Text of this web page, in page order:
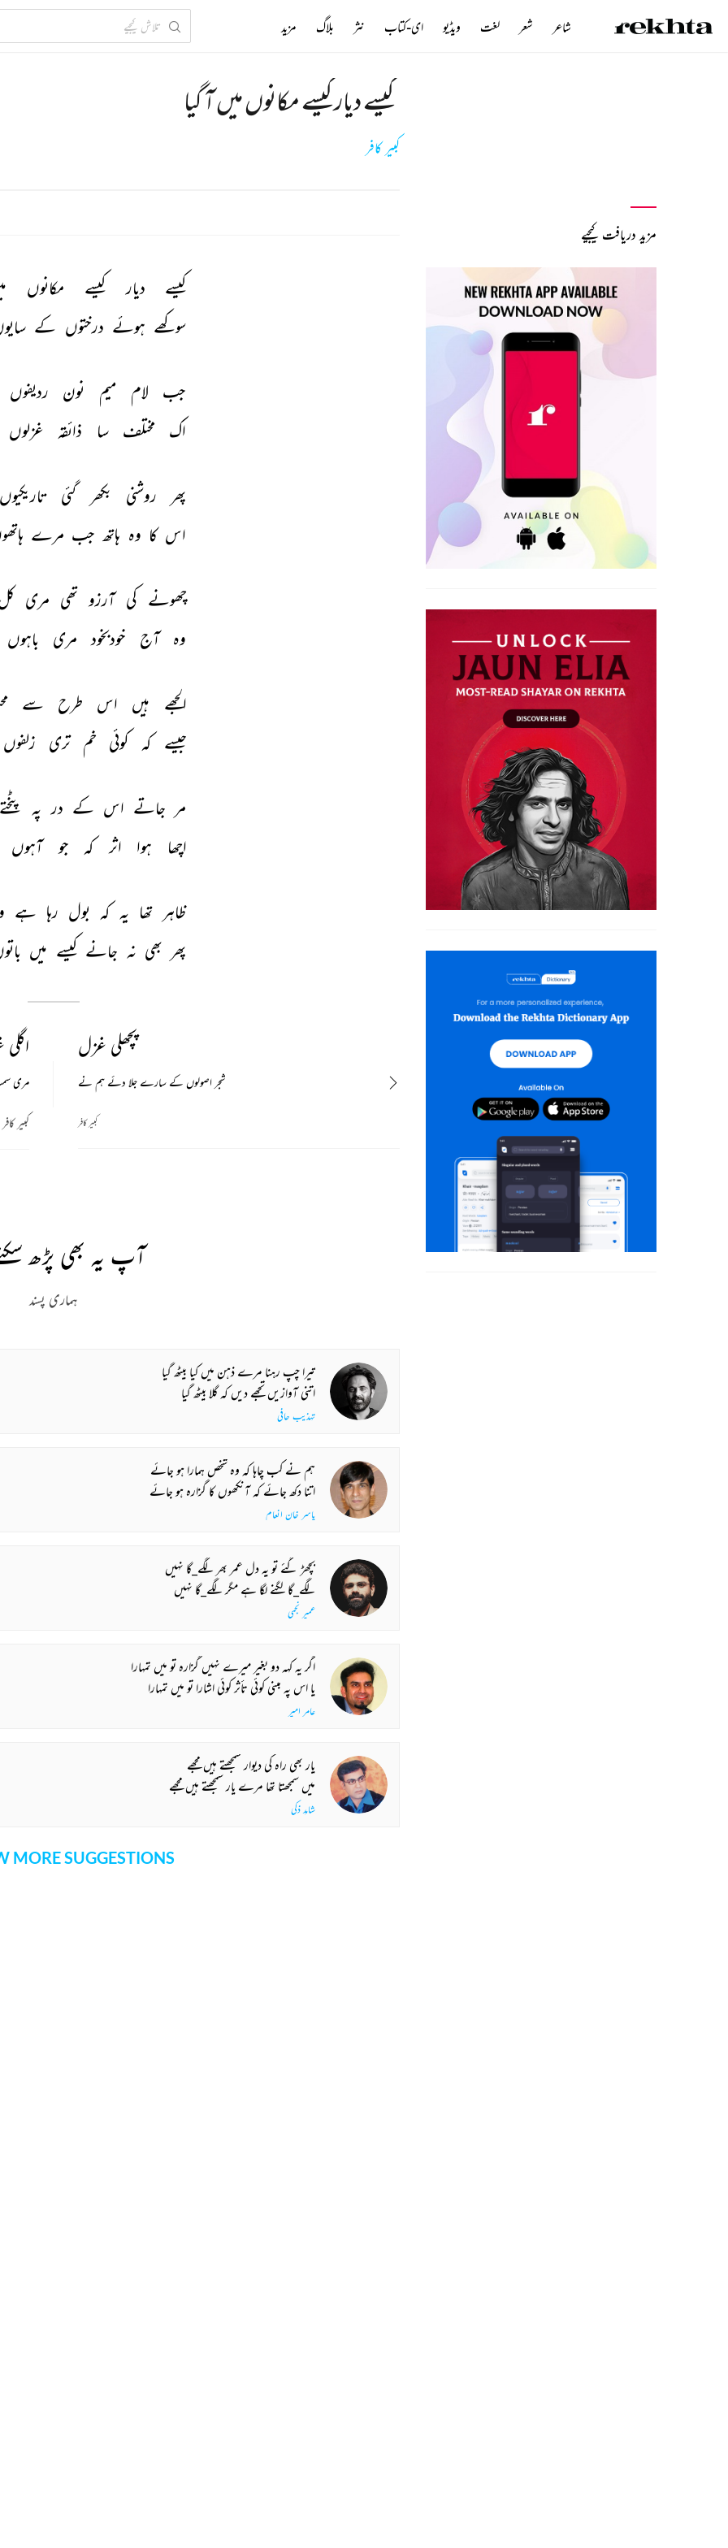
کیسے دیار کیسے مکانوں میں آ گیا
کبیر کافر
کیسے دیار کیسے مکانوں
سوکھے ہوئے درختوں کے
جب لام میم نون
ردیفوں
اک
مختلف سا ذائقہ غزلوں
پھر روشنی بکھر گئی
اس کا وہ ہاتھ جب مرے
چھونے کی آرزو تھی مری
وہ آج خودبخود مری باہوں
الجھے ہیں اس طرح سے
جیسے کہ کوئی خم تری زلفوں
مر جاتے اس کے در پہ
اچھا
ہوا اثر کہ جو آہوں
ظاہر تھا یہ کہ بول رہا ہے
پھر بھی نہ جانے کیسے میں
مری
کبیر کافر
پچھلی غزل
شجر اصولوں کے سارے جلا دئے ہم نے
کبیر کافر
آپ یہ بھی پڑھ
ہماری پسند
تیرا چپ رہنا مرے ذہن میں کیا بیٹھ گیا
اتنی آوازیں تجھے دیں کہ گلا بیٹھ گیا
تہذیب حافی
ہم نے کب چاہا کہ وہ شخص ہمارا ہو جائے
اتنا دکھ جائے کہ آنکھوں کا گزارہ ہو جائے
یاسر خان انعام
بچھڑ گئے تو یہ دل عمر بھر لگے_گا نہیں
لگے_گا لگنے لگا ہے مگر لگے_گا نہیں
عمیر نجمی
اگر یہ کہہ دو بغیر میرے نہیں گزارہ تو میں تمہارا
یا اس پہ مبنی کوئی تأثر کوئی اشارا تو میں تمہارا
عامر امیر
یار بھی راہ کی دیوار سمجھتے ہیں مجھے
میں سمجھتا تھا مرے یار سمجھتے ہیں مجھے
شاہد ذکی
MORE SUGGESTIONS
مزید دریافت کیجیے
شاعر شعر لغت ویڈیو ای-کتاب نثر بلاگ مزید